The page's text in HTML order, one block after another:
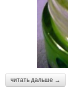
читать дальше →